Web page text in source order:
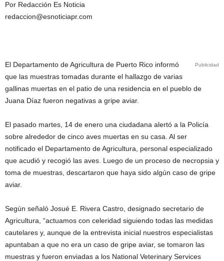
Por Redacción Es Noticia
redaccion@esnoticiapr.com
Publicidad
El Departamento de Agricultura de Puerto Rico informó
que las muestras tomadas durante el hallazgo de varias
gallinas muertas en el patio de una residencia en el pueblo de
Juana Díaz fueron negativas a gripe aviar.
El pasado martes, 14 de enero una ciudadana alertó a la Policía
sobre alrededor de cinco aves muertas en su casa. Al ser
notificado el Departamento de Agricultura, personal especializado
que acudió y recogió las aves. Luego de un proceso de necropsia y
toma de muestras, descartaron que haya sido algún caso de gripe
aviar.
Según señaló Josué E. Rivera Castro, designado secretario de
Agricultura, “actuamos con celeridad siguiendo todas las medidas
cautelares y, aunque de la entrevista inicial nuestros especialistas
apuntaban a que no era un caso de gripe aviar, se tomaron las
muestras y fueron enviadas a los National Veterinary Services